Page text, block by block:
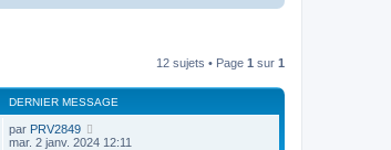
12 sujets • Page 1 sur 1
DERNIER MESSAGE
par PRV2849
mar. 2 janv. 2024 12:11